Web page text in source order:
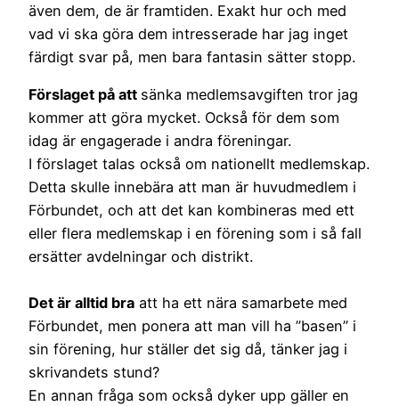
även dem, de är framtiden. Exakt hur och med
vad vi ska göra dem intresserade har jag inget
färdigt svar på, men bara fantasin sätter stopp.
Förslaget på att sänka medlemsavgiften tror jag
kommer att göra mycket. Också för dem som
idag är engagerade i andra föreningar.
I förslaget talas också om nationellt medlemskap.
Detta skulle innebära att man är huvudmedlem i
Förbundet, och att det kan kombineras med ett
eller flera medlemskap i en förening som i så fall
ersätter avdelningar och distrikt.
Det är alltid bra att ha ett nära samarbete med
Förbundet, men ponera att man vill ha ”basen” i
sin förening, hur ställer det sig då, tänker jag i
skrivandets stund?
En annan fråga som också dyker upp gäller en